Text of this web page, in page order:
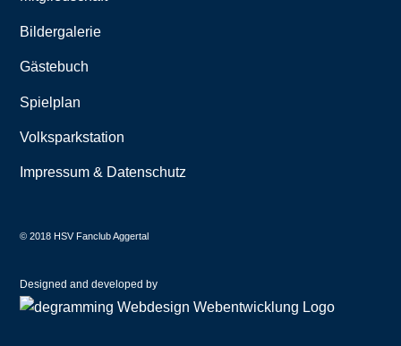
Bildergalerie
Gästebuch
Spielplan
Volksparkstation
Impressum & Datenschutz
© 2018 HSV Fanclub Aggertal
Designed and developed by